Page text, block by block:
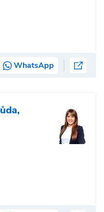
WhatsApp